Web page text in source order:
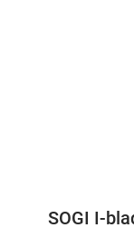
SOGI I-